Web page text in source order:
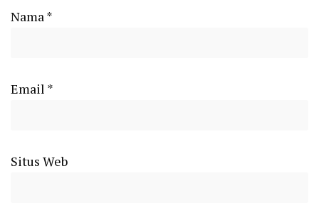
Nama *
Email *
Situs Web